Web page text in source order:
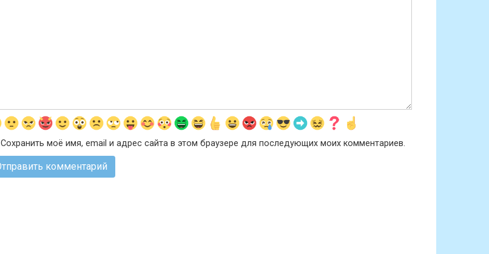
Сохранить моё имя, email и адрес сайта в этом браузере для последующих моих комментариев.